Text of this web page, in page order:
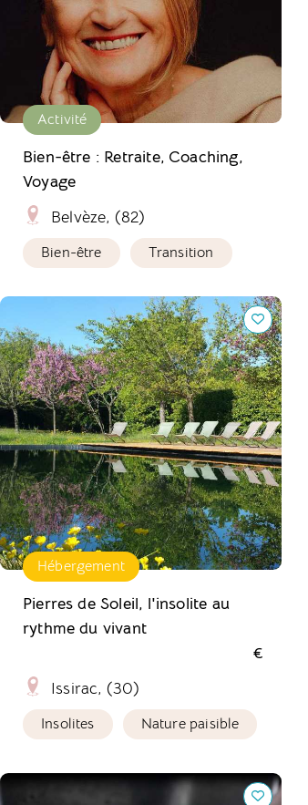
Activité
Bien-être : Retraite, Coaching,
Voyage
Belvèze, (82)
Bien-être Transition
Hébergement
Pierres de Soleil, l'insolite au
rythme du vivant
€
Issirac, (30)
Insolites Nature paisible
Pierres de Soleil, l'insolite au rythme
du vivant
Cendrea Nature, Atelier de lessive à